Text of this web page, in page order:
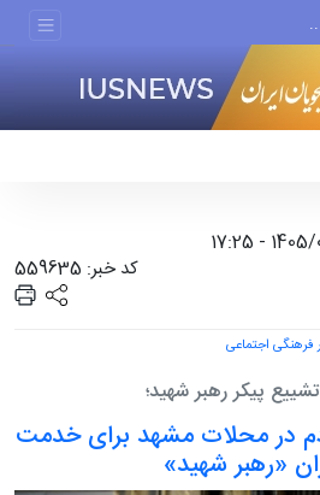
کد خبر: 559635
فرهنگی اجتماعی
پیکر رهبر شهید؛
در محلات مشهد برای خدمت
«رهبر شهید»